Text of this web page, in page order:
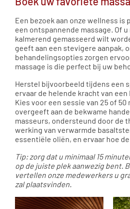
Een bezoek aan onze wellness is
een ontspannende massage. Of u
kalmerend gemasseerd wilt
geeft aan een stevigere aanpak,
behandelingsopties zorgen
massage is die perfect bij uw
Herstel bijvoorbeeld tijdens een
ervaar de helende kracht van
Kies voor een sessie van 25 of
overgeeft aan de bekwame
masseurs, ondersteund door de
werking van verwarmde
essentiële oliën, en ervaar hoe
Tip: zorg dat u minimaal 15
op de juiste plek aanwezig bent.
vertellen onze medewerkers u
zal plaatsvinden.